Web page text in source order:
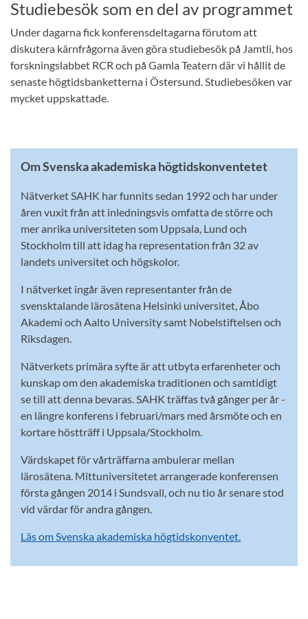
Studiebesök som en del av programmet
Under dagarna fick konferensdeltagarna förutom att
diskutera kärnfrågorna även göra studiebesök på Jamtli, hos
forskningslabbet RCR och på Gamla Teatern där vi hållit de
senaste högtidsbanketterna i Östersund. Studiebesöken var
mycket uppskattade. ­­
Om Svenska akademiska högtidskonventetet
Nätverket SAHK har funnits sedan 1992 och har under
åren vuxit från att inledningsvis omfatta de större och
mer anrika universiteten som Uppsala, Lund och
Stockholm till att idag ha representation från 32 av
landets universitet och högskolor.
I nätverket ingår även representanter från de
svensktalande lärosätena Helsinki universitet, Åbo
Akademi och Aalto University samt Nobelstiftelsen och
Riksdagen.
Nätverkets primära syfte är att utbyta erfarenheter och
kunskap om den akademiska traditionen och samtidigt
se till att denna bevaras. SAHK träffas två gånger per år -
en längre konferens i februari/mars med årsmöte och en
kortare höstträff i Uppsala/Stockholm.
Värdskapet för vårträffarna ambulerar mellan
lärosätena. Mittuniversitetet arrangerade konferensen
första gången 2014 i Sundsvall, och nu tio år senare stod
vid värdar för andra gången.
Läs om Svenska akademiska högtidskonventet.